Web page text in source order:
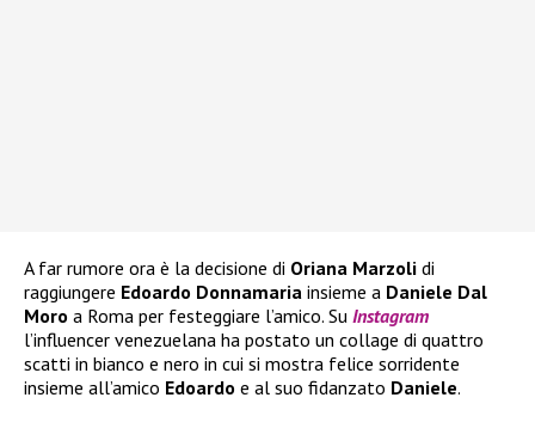
A far rumore ora è la decisione di Oriana Marzoli di
raggiungere Edoardo Donnamaria insieme a Daniele Dal
Moro a Roma per festeggiare l’amico. Su Instagram
l’influencer venezuelana ha postato un collage di quattro
scatti in bianco e nero in cui si mostra felice sorridente
insieme all’amico Edoardo e al suo fidanzato Daniele.